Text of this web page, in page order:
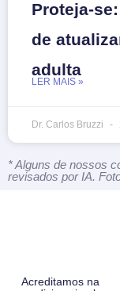
Proteja-
de
adulta
LER MAIS »
Dr. Carlos Bruzzi
* Alguns de nossos
revisados por IA.
Acreditamos na